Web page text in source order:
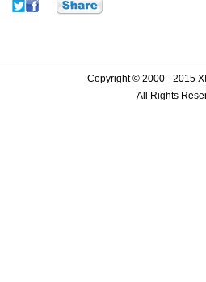
Copyright © 2000 - 2015
All Rights